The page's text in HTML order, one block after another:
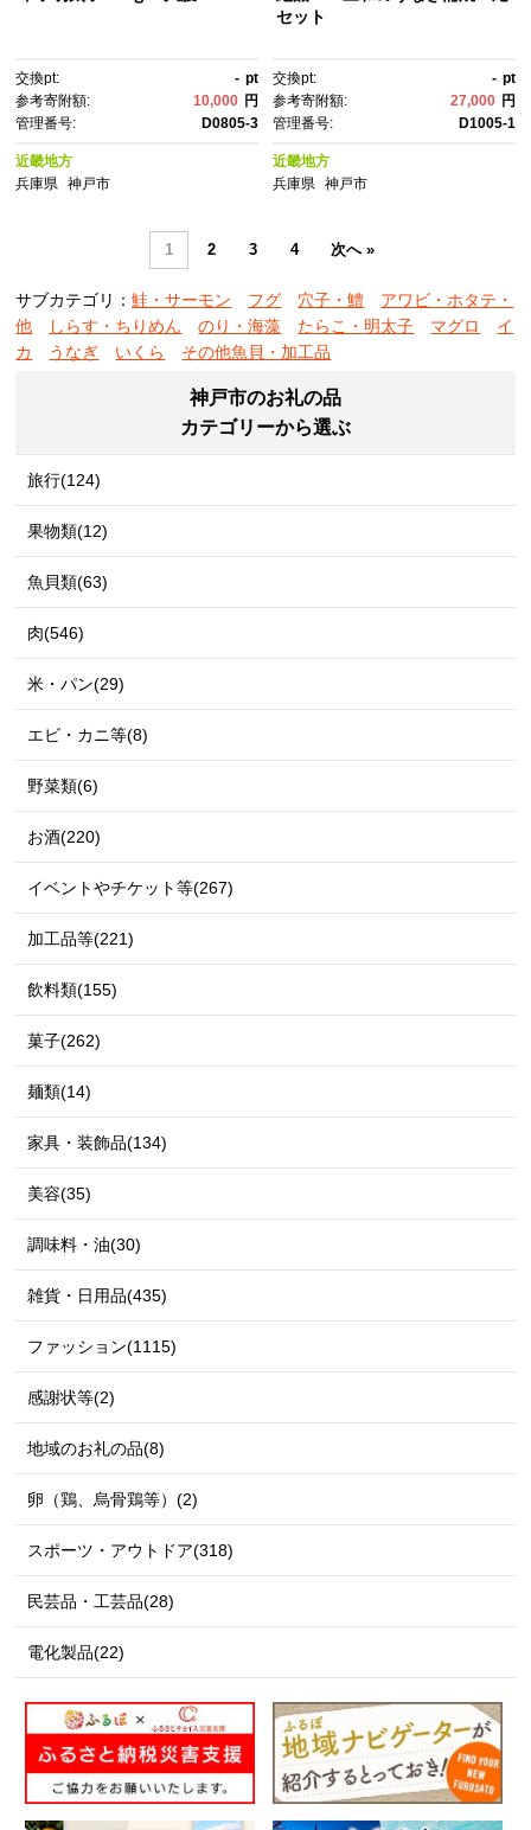
交換pt: - pt
参考寄附額:
10,000 円
管理番号:
D0805-3
近畿地方
兵庫県
神戸市
セット
交換pt: - pt
参考寄附額:
27,000 円
管理番号:
D1005-1
近畿地方
兵庫県 神戸市
1 2 3 4 次へ »
サブカテゴリ：鮭・サーモン フグ 穴子・鱧
アワビ・ホタテ・
他
しらす・ちりめん のり・海藻 たらこ・明太子 マグロ
イ
カ
うなぎ いくら その他魚貝・加工品
神戸市のお礼の品
カテゴリーから選ぶ
旅行(124)
果物類(12)
魚貝類(63)
肉(546)
米・パン(29)
エビ・カニ等(8)
野菜類(6)
お酒(220)
イベントやチケット等(267)
加工品等(221)
飲料類(155)
菓子(262)
麺類(14)
家具・装飾品(134)
美容(35)
調味料・油(30)
雑貨・日用品(435)
ファッション(1115)
感謝状等(2)
地域のお礼の品(8)
卵（鶏、烏骨鶏等）(2)
スポーツ・アウトドア(318)
民芸品・工芸品(28)
電化製品(22)